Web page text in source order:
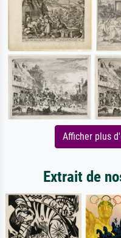
Afficher plus
Extrait de